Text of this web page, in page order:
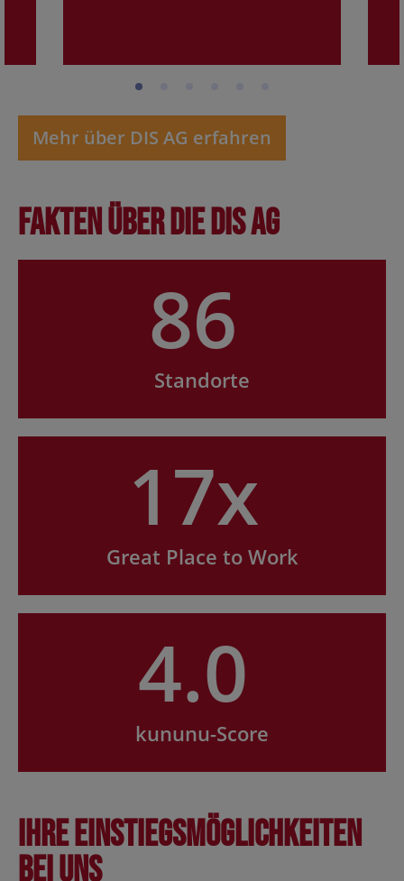
Mehr über DIS AG erfahren
Fakten über die DIS AG
86
Standorte
17x
Great Place to Work
4.0
kununu-Score
Ihre Einstiegsmöglichkeiten
bei uns